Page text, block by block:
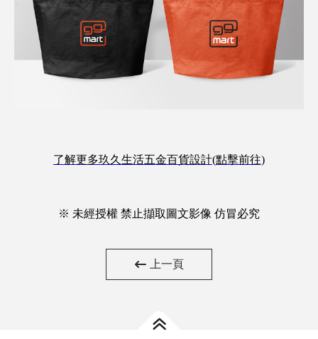
了解更多玖久生活五金百貨設計(點擊前往)
※ 未經授權 禁止擷取圖文影像 仿冒必究
上一頁